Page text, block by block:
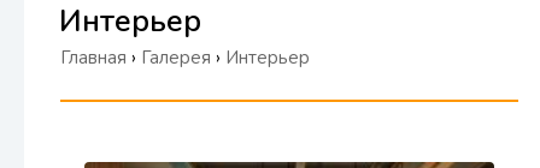
Интерьер
Главная › Галерея › Интерьер